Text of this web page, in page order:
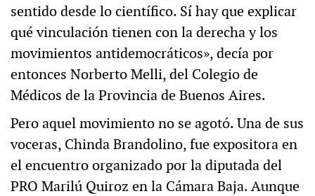
sentido desde lo científico. Sí hay que explicar
qué vinculación tienen con la derecha y los
movimientos antidemocráticos», decía por
entonces Norberto Melli, del Colegio de
Médicos de la Provincia de Buenos Aires.
Pero aquel movimiento no se agotó. Una de sus
voceras, Chinda Brandolino, fue expositora en
el encuentro organizado por la diputada del
PRO Marilú Quiroz en la Cámara Baja. Aunque